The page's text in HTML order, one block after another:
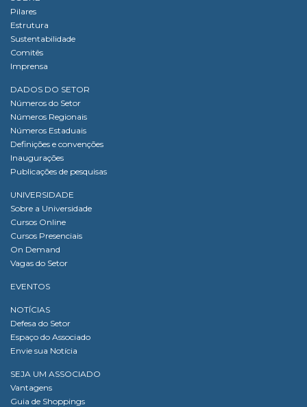
Pilares
Estrutura
Sustentabilidade
Comitês
Imprensa
DADOS DO SETOR
Números do Setor
Números Regionais
Números Estaduais
Definições e convenções
Inaugurações
Publicações de pesquisas
UNIVERSIDADE
Sobre a Universidade
Cursos Online
Cursos Presenciais
On Demand
Vagas do Setor
EVENTOS
NOTÍCIAS
Defesa do Setor
Espaço do Associado
Envie sua Notícia
SEJA UM ASSOCIADO
Vantagens
Guia de Shoppings